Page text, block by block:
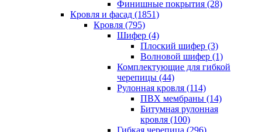
Финишные покрытия (28)
Кровля и фасад (1851)
Кровля (795)
Шифер (4)
Плоский шифер (3)
Волновой шифер (1)
Комплектующие для гибкой
черепицы (44)
Рулонная кровля (114)
ПВХ мембраны (14)
Битумная рулонная
кровля (100)
Гибкая черепица (296)